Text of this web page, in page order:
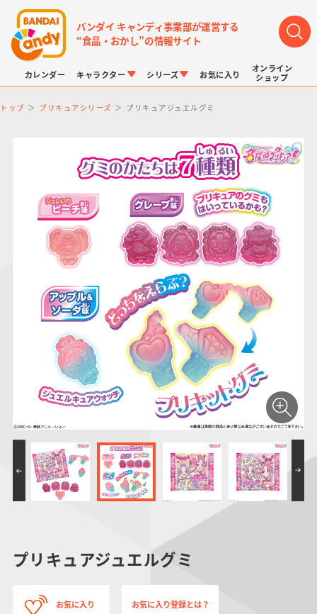
バンダイ キャンディ事業部が運営する
“食品・おかし”の情報サイト
カレンダー キャラクター
LINK TRAVELERS
仮面ライダーシリー
ズ
PROJECT R.E.D.・
スーパー戦隊シリー
ズ
プリキュアシリーズ
ガンダムシリーズ
ポケットモンスター
ドラゴンボール
アンパンマン
サンリオキャラクタ
ーズ
シリーズ
チョコボックス
つりグミ
チョコサプ
にふぉるめーしょん
＆スクエアシール
SMPシリーズ
ポケモンキッズ
ポケモンスケールワ
ールド
キャラデコ
お気に入り
オンライン
ショップ
トップ プリキュアシリーズ プリキュアジュエルグミ
プリキュアジュエルグミ
お気に入り お気に入り登録とは？